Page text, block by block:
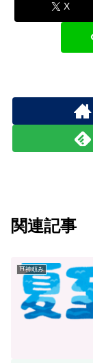
X
関連記事
⛩神頼み